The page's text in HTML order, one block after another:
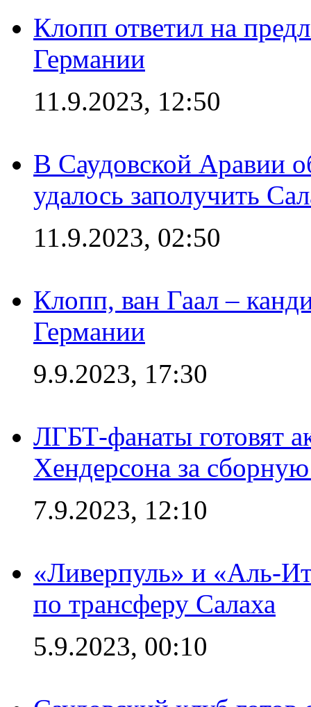
Клопп ответил на
Германии
11.9.2023, 12:50
В Саудовской Аравии
удалось заполучить
11.9.2023, 02:50
Клопп, ван Гаал –
Германии
9.9.2023, 17:30
ЛГБТ-фанаты готовят
Хендерсона за
7.9.2023, 12:10
«Ливерпуль» и «Аль-
по трансферу Салаха
5.9.2023, 00:10